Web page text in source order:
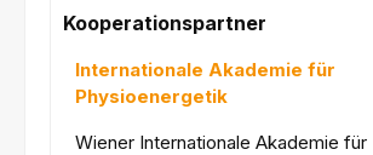
Kooperationspartner
Internationale Akademie für
Physioenergetik
Wiener Internationale Akademie für